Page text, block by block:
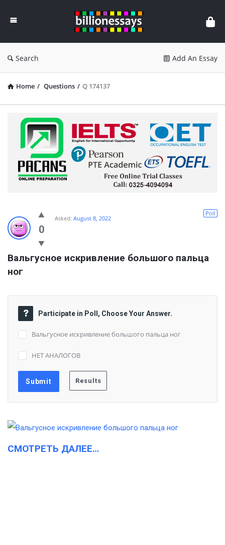
Essays
Search Add An Essay
Home / Questions / Q 174137
0
Poll
Asked: August 8, 2022
Вальгусное искривление большого пальца
ног
Participate in Poll, Choose Your Answer.
Вальгусное искривление большого пальца ног
НЕТ АНАЛОГОВ
СМОТРЕТЬ ДАЛЕЕ…